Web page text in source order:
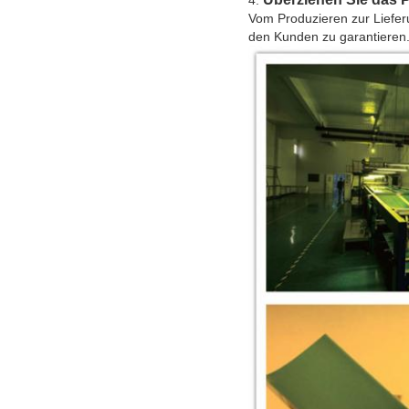
Vom Produzieren zur
den Kunden zu garantieren.